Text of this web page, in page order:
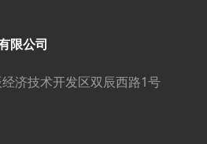
限公司
济技术开发区双辰西路1号